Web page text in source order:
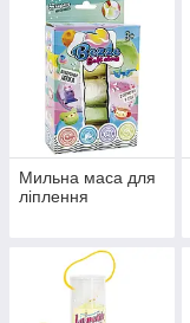
Мильна маса для
ліплення